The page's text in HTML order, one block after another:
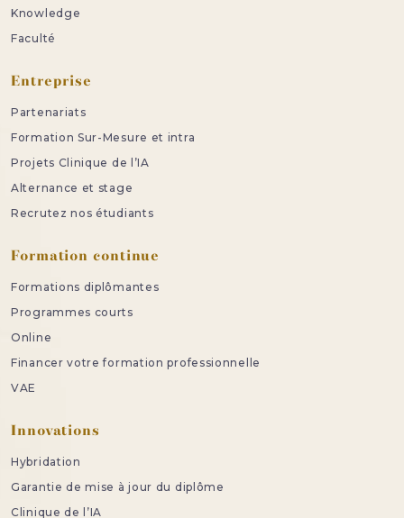
Knowledge
Faculté
Entreprise
Partenariats
Formation Sur-Mesure et intra
Projets Clinique de l’IA
Alternance et stage
Recrutez nos étudiants
Formation continue
Formations diplômantes
Programmes courts
Online
Financer votre formation professionnelle
VAE
Innovations
Hybridation
Garantie de mise à jour du diplôme
Clinique de l’IA